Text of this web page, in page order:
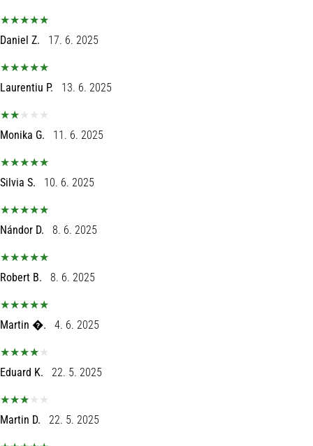
Daniel Z. 17. 6. 2025
Laurentiu P. 13. 6. 2025
Monika G. 11. 6. 2025
Silvia S. 10. 6. 2025
Nándor D. 8. 6. 2025
Robert B. 8. 6. 2025
Martin �. 4. 6. 2025
Eduard K. 22. 5. 2025
Martin D. 22. 5. 2025